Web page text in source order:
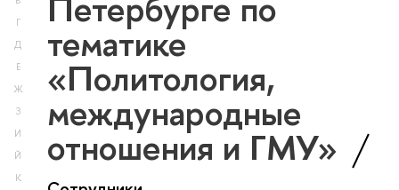
Г
Д
Е
Ж
З
И
Й
К
тематике
«Политология,
международные
отношения и ГМУ»